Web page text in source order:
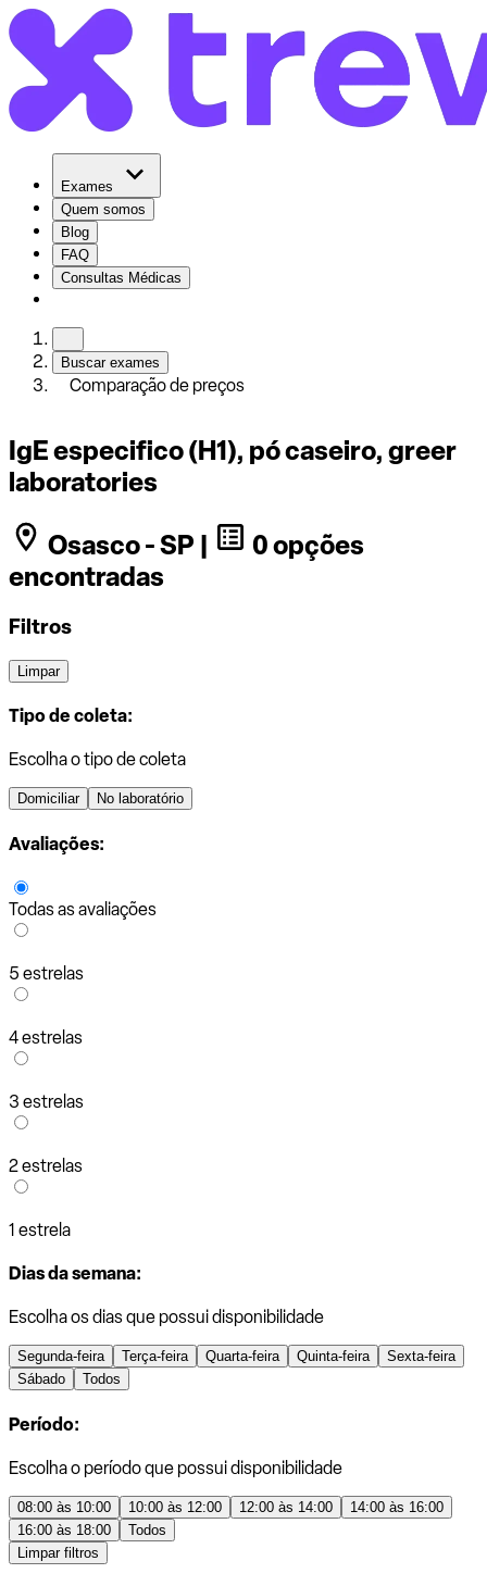
Exames
Quem somos
Blog
FAQ
Consultas Médicas
Buscar exames
Comparação de preços
IgE especifico (H1), pó caseiro, greer
laboratories
Osasco - SP |
0 opções
encontradas
Filtros
Limpar
Tipo de coleta:
Escolha o tipo de coleta
Domiciliar No laboratório
Avaliações:
Todas as avaliações
5 estrelas
4 estrelas
3 estrelas
2 estrelas
1 estrela
Dias da semana:
Escolha os dias que possui disponibilidade
Segunda-feira Terça-feira Quarta-feira Quinta-feira
Sexta-feira
Sábado
Todos
Período:
Escolha o período que possui disponibilidade
08:00 às 10:00 10:00 às 12:00 12:00 às 14:00
14:00 às 16:00
16:00 às 18:00
Todos
Limpar filtros